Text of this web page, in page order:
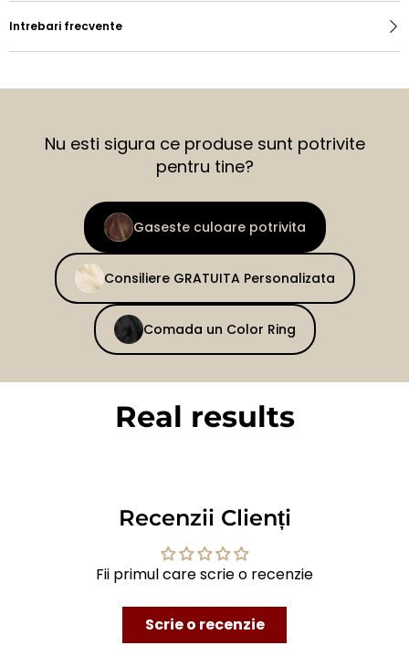
Intrebari frecvente
Nu esti sigura ce produse sunt potrivite
pentru tine?
Gaseste culoare potrivita
Consiliere GRATUITA Personalizata
Comada un Color Ring
Real results
Recenzii Clienți
Fii primul care scrie o recenzie
Scrie o recenzie